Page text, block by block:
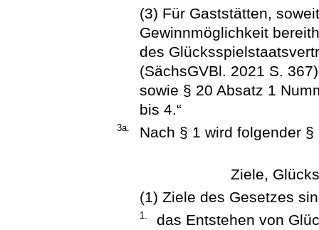
(3) Für Gaststätten,
Gewinnmöglichkeit
des
(SächsGVBl. 2021 S.
sowie § 20 Absatz 1
bis 4.“
3a. Nach § 1 wird folgender
Ziele,
(1) Ziele des Gesetzes
1.
das Entstehen von